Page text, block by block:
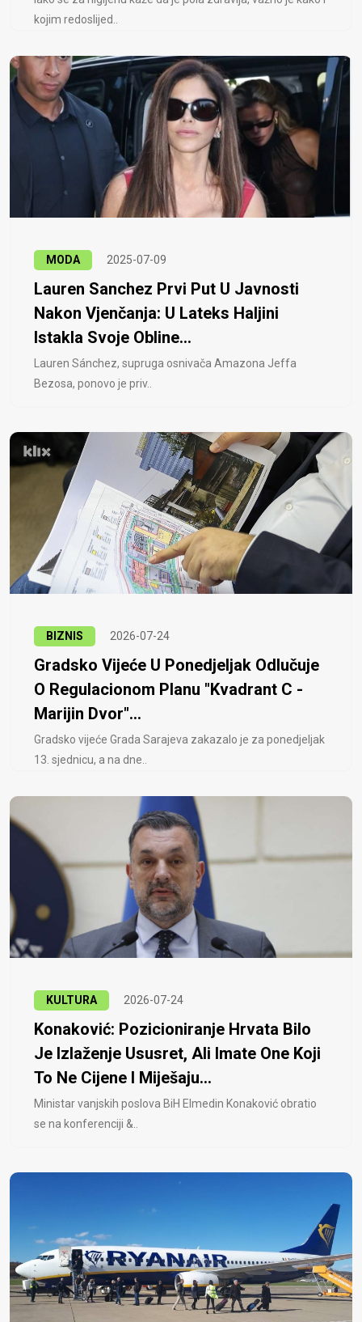
kojim redoslijed..
MODA 2025-07-09
Lauren Sanchez Prvi Put U Javnosti
Nakon Vjenčanja: U Lateks Haljini
Istakla Svoje Obline...
Lauren Sánchez, supruga osnivača Amazona Jeffa
Bezosa, ponovo je priv..
BIZNIS 2026-07-24
Gradsko Vijeće U Ponedjeljak Odlučuje
O Regulacionom Planu "Kvadrant C -
Marijin Dvor"...
Gradsko vijeće Grada Sarajeva zakazalo je za ponedjeljak
13. sjednicu, a na dne..
KULTURA 2026-07-24
Konaković: Pozicioniranje Hrvata Bilo
Je Izlaženje Ususret, Ali Imate One Koji
To Ne Cijene I Miješaju...
Ministar vanjskih poslova BiH Elmedin Konaković obratio
se na konferenciji &..